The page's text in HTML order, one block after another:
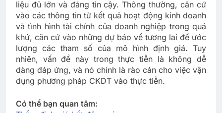
liệu đủ lớn và đáng tin cậy. Thông thường, căn cứ
vào các thông tin từ kết quả hoạt động kinh doanh
và tình hình tài chính của doanh nghiệp trong quá
khứ, căn cứ vào những dự báo về tương lai để ước
lượng các tham số của mô hình định giá. Tuy
nhiên, vấn đề này trong thực tiễn là không dễ
dàng đáp ứng, và nó chính là rào cản cho việc vận
dụng phương pháp CKDT vào thực tiễn.
Có thể bạn quan tâm: